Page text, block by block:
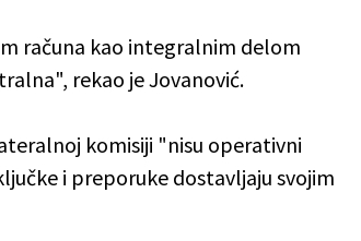
računa kao integralnim delom
rekao je Jovanović.
komisiji "nisu operativni
i preporuke dostavljaju svojim